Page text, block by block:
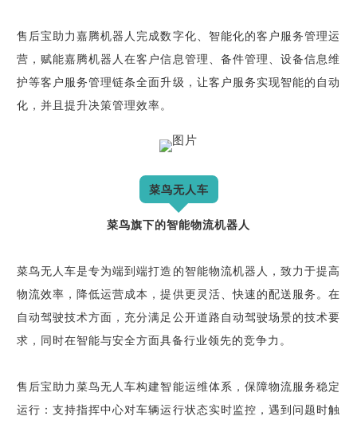
售后宝助力嘉腾机器人完成数字化、智能化的客户服务管理运
营，赋能嘉腾机器人在客户信息管理、备件管理、设备信息维
护等客户服务管理链条全面升级，让客户服务实现智能的自动
化，并且提升决策管理效率。
菜鸟无人车
菜鸟旗下的智能物流机器人
菜鸟无人车是专为端到端打造的智能物流机器人，致力于提高
物流效率，降低运营成本，提供更灵活、快速的配送服务。在
自动驾驶技术方面，充分满足公开道路自动驾驶场景的技术要
求，同时在智能与安全方面具备行业领先的竞争力。
售后宝助力菜鸟无人车构建智能运维体系，保障物流服务稳定
运行：支持指挥中心对车辆运行状态实时监控，遇到问题时触